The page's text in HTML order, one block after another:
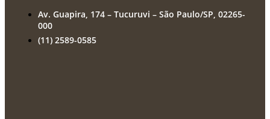
Av. Guapira, 174 – Tucuruvi – São Paulo/SP, 02265-
000
(11) 2589-0585